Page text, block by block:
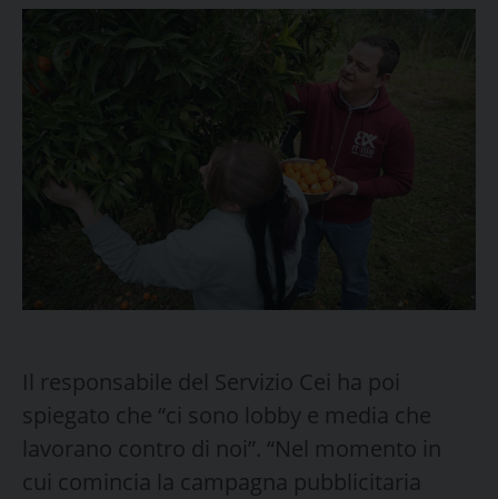
Il responsabile del Servizio Cei ha poi
spiegato che “ci sono lobby e media che
lavorano contro di noi”. “Nel momento in
cui comincia la campagna pubblicitaria